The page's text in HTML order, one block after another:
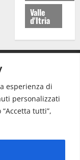
esperienza di
personalizzati
tutti”,
Valle
d'Itria